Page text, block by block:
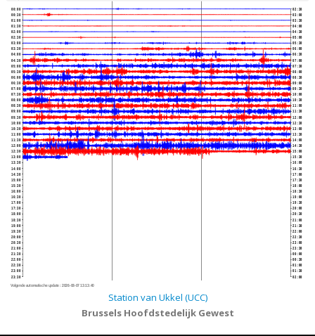
00:00
00:30
01:00
01:30
02:00
02:30
03:00
03:30
04:00
04:30
05:00
05:30
06:00
06:30
07:00
07:30
08:00
08:30
09:00
09:30
10:00
10:30
11:00
11:30
12:00
12:30
13:00
13:30
14:00
14:30
15:00
15:30
16:00
16:30
17:00
17:30
18:00
18:30
19:00
19:30
20:00
20:30
21:00
21:30
22:00
22:30
23:00
23:30
02:30
03:00
03:30
04:00
04:30
05:00
05:30
06:00
06:30
07:00
07:30
08:00
08:30
09:00
09:30
10:00
10:30
11:00
11:30
12:00
12:30
13:00
13:30
14:00
14:30
15:00
15:30
16:00
16:30
17:00
17:30
18:00
18:30
19:00
19:30
20:00
20:30
21:00
21:30
22:00
22:30
23:00
23:30
00:00
00:30
01:00
01:30
02:00
Volgende automatische update : 2026-08-07 13:13:40
Station van Ukkel (UCC)
Brussels Hoofdstedelijk Gewest